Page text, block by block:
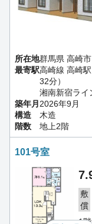
所在地群馬県 高崎
最寄駅高崎線 高崎
32分）
湘南新宿ライ
築年月 2026年9月
構造
木造
階数
地上2階
101号室
敷
償
1